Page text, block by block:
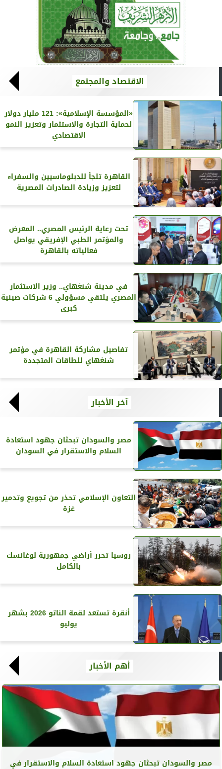
الاقتصاد والمجتمع
«المؤسسة الإسلامية»: 121 مليار دولار
لحماية التجارة والاستثمار وتعزيز النمو
الاقتصادي
القاهرة تلجأ للدبلوماسيين والسفراء
لتعزيز وزيادة الصادرات المصرية
تحت رعاية الرئيس المصري.. المعرض
والمؤتمر الطبي الإفريقي يواصل
فعالياته بالقاهرة
في مدينة شنغهاي.. وزير الاستثمار
المصري يلتقي مسؤولي 6 شركات صينية
كبرى
تفاصيل مشاركة القاهرة في مؤتمر
شنغهاي للطاقات المتجددة
آخر الأخبار
مصر والسودان تبحثان جهود استعادة
السلام والاستقرار في السودان
التعاون الإسلامي تحذر من تجويع وتدمير
غزة
روسيا تحرر أراضي جمهورية لوغانسك
بالكامل
أنقرة تستعد لقمة الناتو 2026 بشهر
يوليو
أهم الأخبار
مصر والسودان تبحثان جهود استعادة السلام والاستقرار في